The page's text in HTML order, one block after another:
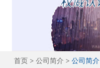
首页 > 公司简介 > 公司简介